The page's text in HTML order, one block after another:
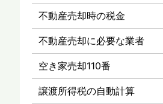
不動産売却時の税金
不動産売却に必要な業者
空き家売却110番
譲渡所得税の自動計算